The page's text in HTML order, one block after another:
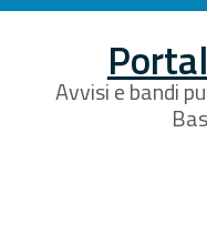
Avvisi e bandi